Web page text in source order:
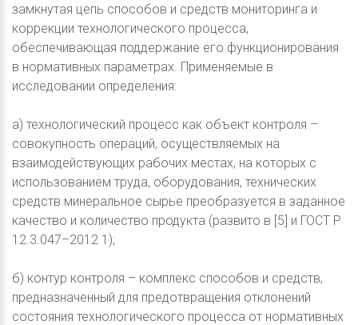
замкнутая цепь способов и средств мониторинга и
коррекции технологического процесса,
обеспечивающая поддержание его функционирования
в нормативных параметрах. Применяемые в
исследовании определения:
а) технологический процесс как объект контроля –
совокупность операций, осуществляемых на
взаимодействующих рабочих местах, на которых с
использованием труда, оборудования, технических
средств минеральное сырье преобразуется в заданное
качество и количество продукта (развито в [5] и ГОСТ Р
12.3.047–2012 1);
б) контур контроля – комплекс способов и средств,
предназначенный для предотвращения отклонений
состояния технологического процесса от нормативных